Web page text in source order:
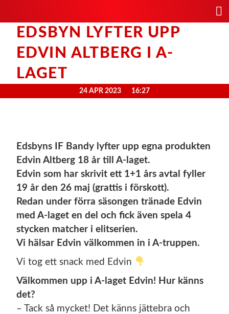
EDSBYN LYFTER UPP
EDVIN ALTBERG I A-
LAGET
24 APR 2023 16:27
Edsbyns IF Bandy lyfter upp egna produkten
Edvin Altberg 18 år till A-laget.
Edvin som har skrivit ett 1+1 års avtal fyller
19 år den 26 maj (grattis i förskott).
Redan under förra säsongen tränade Edvin
med A-laget en del och fick även spela 4
stycken matcher i elitserien.
Vi hälsar Edvin välkommen in i A-truppen.
Vi tog ett snack med Edvin
Välkommen upp i A-laget Edvin! Hur känns
det?
– Tack så mycket! Det känns jättebra och